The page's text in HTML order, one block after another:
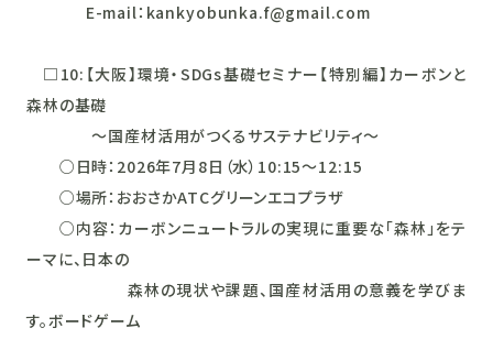
E-mail：kankyobunka.f@gmail.com
□10:【大阪】環境・SDGs基礎セミナー【特別編】カーボンと
森林の基礎
～国産材活用がつくるサステナビリティ～
○日時：2026年7月8日（水）10:15～12:15
○場所：おおさかATCグリーンエコプラザ
○内容：カーボンニュートラルの実現に重要な「森林」をテ
ーマに、日本の
森林の現状や課題、国産材活用の意義を学びま
す。ボードゲーム